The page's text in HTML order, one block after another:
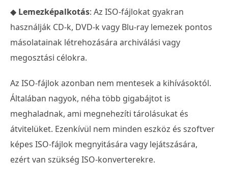
◆ Lemezképalkotás: Az ISO-fájlokat gyakran
használják CD-k, DVD-k vagy Blu-ray lemezek pontos
másolatainak létrehozására archiválási vagy
megosztási célokra.
Az ISO-fájlok azonban nem mentesek a kihívásoktól.
Általában nagyok, néha több gigabájtot is
meghaladnak, ami megnehezíti tárolásukat és
átvitelüket. Ezenkívül nem minden eszköz és szoftver
képes ISO-fájlok megnyitására vagy lejátszására,
ezért van szükség ISO-konverterekre.